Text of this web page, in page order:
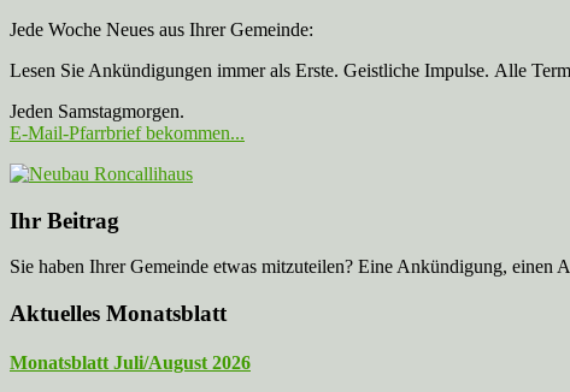
Jede Woche Neues aus Ihrer Gemeinde:
Lesen Sie Ankündigungen immer als Erste. Geistliche Impulse. Alle
Jeden Samstagmorgen.
E-Mail-Pfarrbrief bekommen...
Ihr Beitrag
Sie haben Ihrer Gemeinde etwas mitzuteilen? Eine Ankündigung, einen
Aktuelles Monatsblatt
Monatsblatt Juli/August 2026